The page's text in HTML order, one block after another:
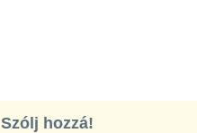
Szólj hozzá!